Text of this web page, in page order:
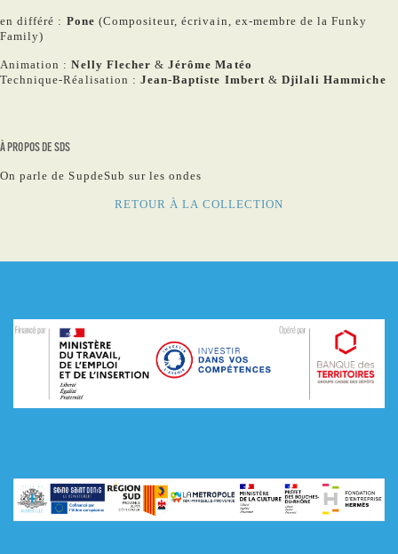
en différé : Pone (Compositeur, écrivain, ex-membre de la Funky
Family)
Animation :Nelly Flecher&Jérôme Matéo
Technique-Réalisation : Jean-Baptiste Imbert & Djilali Hammiche
À PROPOS DE SDS
On parle de SupdeSub sur les ondes
RETOUR À LA COLLECTION